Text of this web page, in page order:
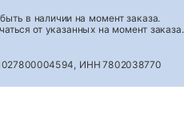
в наличии на момент заказа.
от указанных на момент заказа.
ИНН 7802038770